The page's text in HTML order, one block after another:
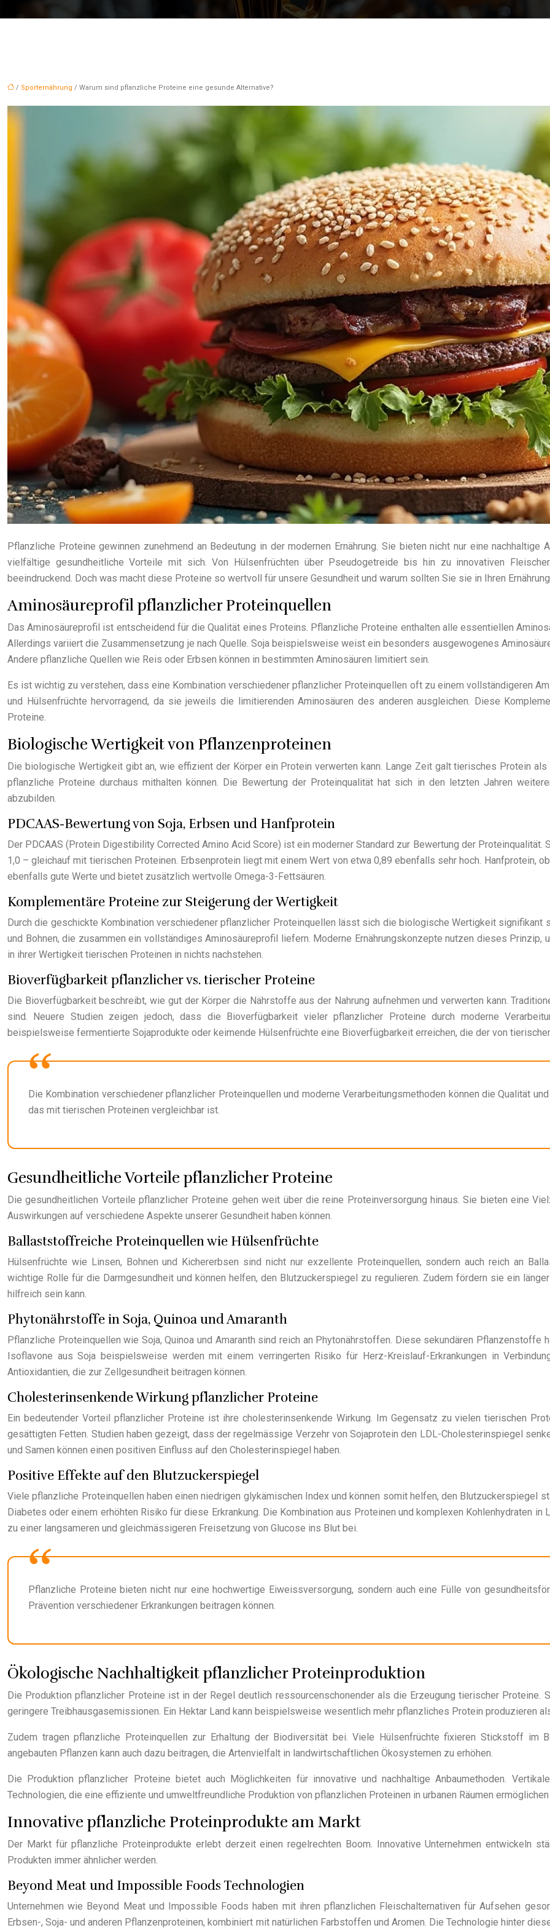
/ Sporternährung / Warum sind pflanzliche Proteine eine gesunde Alternative?
Pflanzliche Proteine gewinnen zunehmend an Bedeutung in der modernen Ernährung. Sie bieten nicht nur eine
vielfältige gesundheitliche Vorteile mit sich. Von Hülsenfrüchten über Pseudogetreide bis hin zu innovativen
beeindruckend. Doch was macht diese Proteine so wertvoll für unsere Gesundheit und warum sollten Sie sie in Ihren
Aminosäureprofil pflanzlicher Proteinquellen
Das Aminosäureprofil ist entscheidend für die Qualität eines Proteins. Pflanzliche Proteine enthalten alle essentiellen
Allerdings variiert die Zusammensetzung je nach Quelle. Soja beispielsweise weist ein besonders ausgewogenes
Andere pflanzliche Quellen wie Reis oder Erbsen können in bestimmten Aminosäuren limitiert sein.
Es ist wichtig zu verstehen, dass eine Kombination verschiedener pflanzlicher Proteinquellen oft zu einem vollständigeren
und Hülsenfrüchte hervorragend, da sie jeweils die limitierenden Aminosäuren des anderen ausgleichen. Diese
Proteine.
Biologische Wertigkeit von Pflanzenproteinen
Die biologische Wertigkeit gibt an, wie effizient der Körper ein Protein verwerten kann. Lange Zeit galt tierisches Protein
pflanzliche Proteine durchaus mithalten können. Die Bewertung der Proteinqualität hat sich in den letzten Jahren
abzubilden.
PDCAAS-Bewertung von Soja, Erbsen und Hanfprotein
Der PDCAAS (Protein Digestibility Corrected Amino Acid Score) ist ein moderner Standard zur Bewertung der Proteinqualität.
1,0 – gleichauf mit tierischen Proteinen. Erbsenprotein liegt mit einem Wert von etwa 0,89 ebenfalls sehr hoch. Hanfprotein,
ebenfalls gute Werte und bietet zusätzlich wertvolle Omega-3-Fettsäuren.
Komplementäre Proteine zur Steigerung der Wertigkeit
Durch die geschickte Kombination verschiedener pflanzlicher Proteinquellen lässt sich die biologische Wertigkeit
und Bohnen, die zusammen ein vollständiges Aminosäureprofil liefern. Moderne Ernährungskonzepte nutzen dieses
in ihrer Wertigkeit tierischen Proteinen in nichts nachstehen.
Bioverfügbarkeit pflanzlicher vs. tierischer Proteine
Die Bioverfügbarkeit beschreibt, wie gut der Körper die Nährstoffe aus der Nahrung aufnehmen und verwerten kann.
sind. Neuere Studien zeigen jedoch, dass die Bioverfügbarkeit vieler pflanzlicher Proteine durch moderne
beispielsweise fermentierte Sojaprodukte oder keimende Hülsenfrüchte eine Bioverfügbarkeit erreichen, die der von
Die Kombination verschiedener pflanzlicher Proteinquellen und moderne Verarbeitungsmethoden können die Qualität
das mit tierischen Proteinen vergleichbar ist.
Gesundheitliche Vorteile pflanzlicher Proteine
Die gesundheitlichen Vorteile pflanzlicher Proteine gehen weit über die reine Proteinversorgung hinaus. Sie bieten eine
Auswirkungen auf verschiedene Aspekte unserer Gesundheit haben können.
Ballaststoffreiche Proteinquellen wie Hülsenfrüchte
Hülsenfrüchte wie Linsen, Bohnen und Kichererbsen sind nicht nur exzellente Proteinquellen, sondern auch reich an
wichtige Rolle für die Darmgesundheit und können helfen, den Blutzuckerspiegel zu regulieren. Zudem fördern sie ein
hilfreich sein kann.
Phytonährstoffe in Soja, Quinoa und Amaranth
Pflanzliche Proteinquellen wie Soja, Quinoa und Amaranth sind reich an Phytonährstoffen. Diese sekundären Pflanzenstoffe
Isoflavone aus Soja beispielsweise werden mit einem verringerten Risiko für Herz-Kreislauf-Erkrankungen in
Antioxidantien, die zur Zellgesundheit beitragen können.
Cholesterinsenkende Wirkung pflanzlicher Proteine
Ein bedeutender Vorteil pflanzlicher Proteine ist ihre cholesterinsenkende Wirkung. Im Gegensatz zu vielen tierischen
gesättigten Fetten. Studien haben gezeigt, dass der regelmässige Verzehr von Sojaprotein den LDL-Cholesterinspiegel
und Samen können einen positiven Einfluss auf den Cholesterinspiegel haben.
Positive Effekte auf den Blutzuckerspiegel
Viele pflanzliche Proteinquellen haben einen niedrigen glykämischen Index und können somit helfen, den Blutzuckerspiegel
Diabetes oder einem erhöhten Risiko für diese Erkrankung. Die Kombination aus Proteinen und komplexen Kohlenhydraten
zu einer langsameren und gleichmässigeren Freisetzung von Glucose ins Blut bei.
Pflanzliche Proteine bieten nicht nur eine hochwertige Eiweissversorgung, sondern auch eine Fülle von
Prävention verschiedener Erkrankungen beitragen können.
Ökologische Nachhaltigkeit pflanzlicher Proteinproduktion
Die Produktion pflanzlicher Proteine ist in der Regel deutlich ressourcenschonender als die Erzeugung tierischer Proteine.
geringere Treibhausgasemissionen. Ein Hektar Land kann beispielsweise wesentlich mehr pflanzliches Protein produzieren
Zudem tragen pflanzliche Proteinquellen zur Erhaltung der Biodiversität bei. Viele Hülsenfrüchte fixieren Stickstoff im
angebauten Pflanzen kann auch dazu beitragen, die Artenvielfalt in landwirtschaftlichen Ökosystemen zu erhöhen.
Die Produktion pflanzlicher Proteine bietet auch Möglichkeiten für innovative und nachhaltige Anbaumethoden.
Technologien, die eine effiziente und umweltfreundliche Produktion von pflanzlichen Proteinen in urbanen Räumen ermöglichen
Innovative pflanzliche Proteinprodukte am Markt
Der Markt für pflanzliche Proteinprodukte erlebt derzeit einen regelrechten Boom. Innovative Unternehmen entwickeln
Produkten immer ähnlicher werden.
Beyond Meat und Impossible Foods Technologien
Unternehmen wie Beyond Meat und Impossible Foods haben mit ihren pflanzlichen Fleischalternativen für Aufsehen
Erbsen-, Soja- und anderen Pflanzenproteinen, kombiniert mit natürlichen Farbstoffen und Aromen. Die Technologie hinter